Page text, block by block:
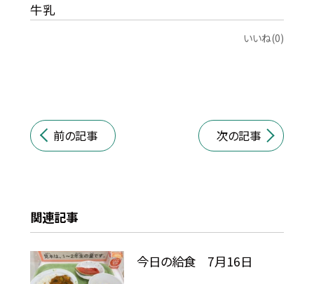
牛乳
いいね(0)
前の記事 次の記事
関連記事
今日の給食 7月16日